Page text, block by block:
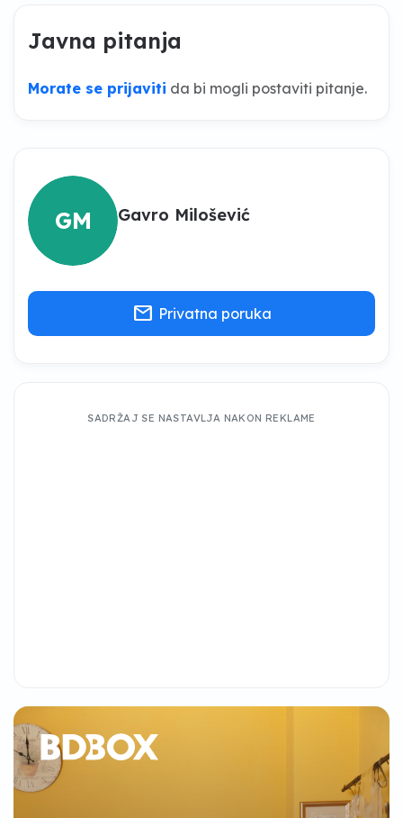
Javna pitanja
Morate se prijaviti da bi mogli postaviti pitanje.
GM Gavro Milošević
mail Privatna poruka
SADRŽAJ SE NASTAVLJA NAKON REKLAME